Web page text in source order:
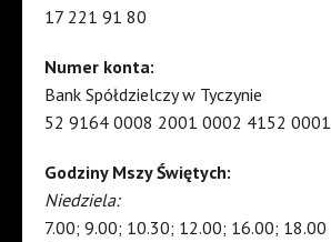
17 221 91 80
Numer konta:
Bank Spółdzielczy w Tyczynie
52 9164 0008 2001 0002 4152 0001
Godziny Mszy Świętych:
Niedziela:
7.00; 9.00; 10.30; 12.00; 16.00; 18.00